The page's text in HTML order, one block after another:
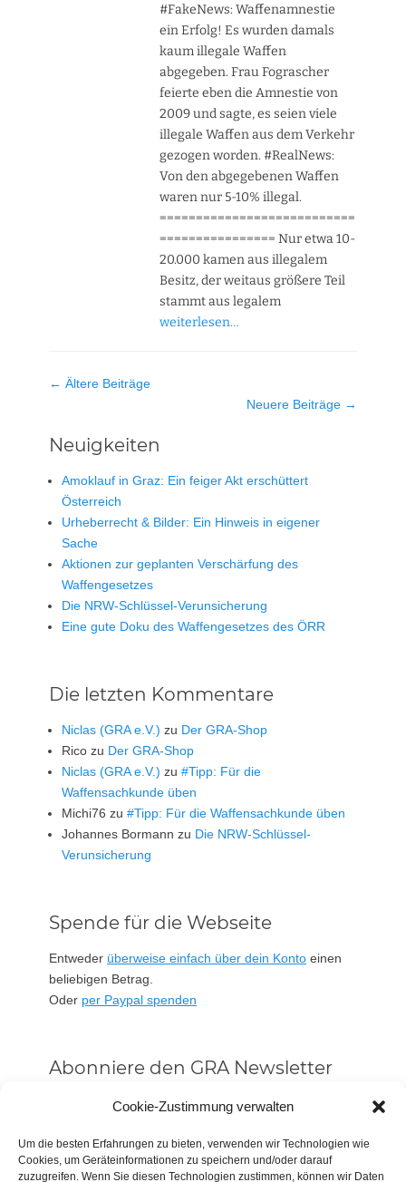
Cookie-Zustimmung verwalten
Um die besten Erfahrungen zu bieten, verwenden wir Technologien wie
Cookies, um Geräteinformationen zu speichern und/oder darauf
zuzugreifen. Wenn Sie diesen Technologien zustimmen, können wir Daten
#FakeNews: Waffenamnestie
ein Erfolg! Es wurden damals
kaum illegale Waffen
abgegeben. Frau Fograscher
feierte eben die Amnestie von
2009 und sagte, es seien viele
illegale Waffen aus dem Verkehr
gezogen worden. #RealNews:
Von den abgegebenen Waffen
waren nur 5-10% illegal.
===========================
================ Nur etwa 10-
20.000 kamen aus illegalem
Besitz, der weitaus größere Teil
stammt aus legalem
weiterlesen…
Beitrag-
← Ältere Beiträge
Neuere Beiträge →
Neuigkeiten
Amoklauf in Graz: Ein feiger Akt erschüttert
Österreich
Urheberrecht & Bilder: Ein Hinweis in eigener
Sache
Aktionen zur geplanten Verschärfung des
Waffengesetzes
Die NRW-Schlüssel-Verunsicherung
Eine gute Doku des Waffengesetzes des ÖRR
Die letzten Kommentare
Niclas (GRA e.V.) zu Der GRA-Shop
Rico zu Der GRA-Shop
Niclas (GRA e.V.) zu #Tipp: Für die
Waffensachkunde üben
Michi76 zu #Tipp: Für die Waffensachkunde üben
Johannes Bormann zu Die NRW-Schlüssel-
Verunsicherung
Spende für die Webseite
Entweder überweise einfach über dein Konto einen
beliebigen Betrag.
Oder per Paypal spenden
Abonniere den GRA Newsletter
Vorname oder ganzer Name
Email